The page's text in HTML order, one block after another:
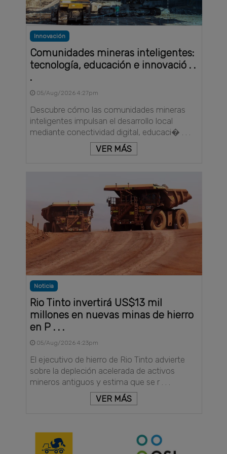
Innovación
Comunidades mineras inteligentes:
tecnología, educación e innovació . .
.
05/Aug/2026 4:27pm
Descubre cómo las comunidades mineras
inteligentes impulsan el desarrollo local
mediante conectividad digital, educaci� . . .
VER MÁS
Noticia
Rio Tinto invertirá US$13 mil
millones en nuevas minas de hierro
en P . . .
05/Aug/2026 4:23pm
El ejecutivo de hierro de Rio Tinto advierte
sobre la depleción acelerada de activos
mineros antiguos y estima que se r . . .
VER MÁS